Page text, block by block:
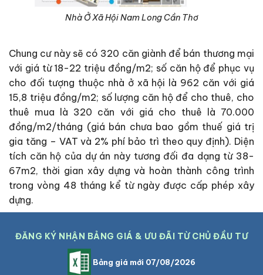
Nhà Ở Xã Hội Nam Long Cần Thơ
Chung cư này sẽ có 320 căn giành để bán thương mại
với giá từ 18-22 triệu đồng/m2; số căn hộ để phục vụ
cho đối tượng thuộc nhà ở xã hội là 962 căn với giá
15,8 triệu đồng/m2; số lượng căn hộ để cho thuê, cho
thuê mua là 320 căn với giá cho thuê là 70.000
đồng/m2/tháng (giá bán chưa bao gồm thuế giá trị
gia tăng – VAT và 2% phí bảo trì theo quy định). Diện
tích căn hộ của dự án này tương đối đa dạng từ 38-
67m2, thời gian xây dựng và hoàn thành công trình
trong vòng 48 tháng kể từ ngày được cấp phép xây
dựng.
ĐĂNG KÝ NHẬN BẢNG GIÁ & ƯU ĐÃI TỪ CHỦ ĐẦU TƯ
Bảng giá mới 07/08/2026